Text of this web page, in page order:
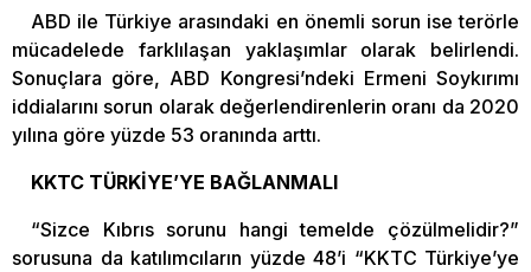
ABD ile Türkiye arasındaki en önemli sorun ise terörle
mücadelede farklılaşan yaklaşımlar olarak belirlendi.
Sonuçlara göre, ABD Kongresi’ndeki Ermeni Soykırımı
iddialarını sorun olarak değerlendirenlerin oranı da 2020
yılına göre yüzde 53 oranında arttı.
KKTC TÜRKİYE’YE BAĞLANMALI
“Sizce Kıbrıs sorunu hangi temelde çözülmelidir?”
sorusuna da katılımcıların yüzde 48’i “KKTC Türkiye’ye